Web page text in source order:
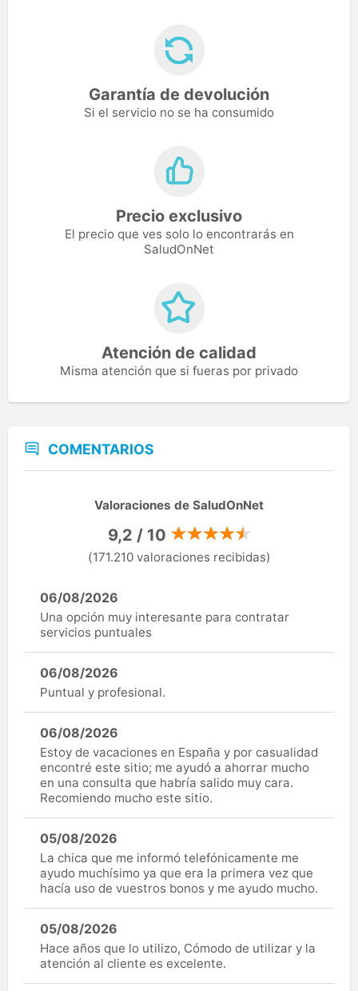
Garantía de devolución
Si el servicio no se ha consumido
Precio exclusivo
El precio que ves solo lo encontrarás en
SaludOnNet
Atención de calidad
Misma atención que si fueras por privado
COMENTARIOS
Valoraciones de SaludOnNet
9,2 / 10
(171.210 valoraciones recibidas)
06/08/2026
Una opción muy interesante para contratar
servicios puntuales
06/08/2026
Puntual y profesional.
06/08/2026
Estoy de vacaciones en España y por casualidad
encontré este sitio; me ayudó a ahorrar mucho
en una consulta que habría salido muy cara.
Recomiendo mucho este sitio.
05/08/2026
La chica que me informó telefónicamente me
ayudo muchísimo ya que era la primera vez que
hacía uso de vuestros bonos y me ayudo mucho.
05/08/2026
Hace años que lo utilizo, Cómodo de utilizar y la
atención al cliente es excelente.